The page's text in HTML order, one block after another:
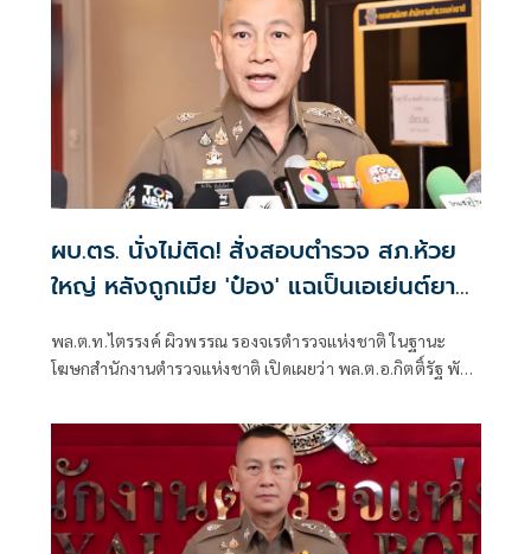
ผบ.ตร. นั่งไม่ติด! สั่งสอบตำรวจ สภ.ห้วย
ใหญ่ หลังถูกเมีย 'ป๋อง' แฉเป็นเอเย่นต์ยา
พล.ต.ท.ไตรรงค์ ผิวพรรณ รองจเรตำรวจแห่งชาติ ในฐานะ
โฆษกสำนักงานตำรวจแห่งชาติ เปิดเผยว่า พล.ต.อ.กิตติ์รัฐ พันธุ์
สอบข้อเท็จกรณีมีการกล่าวอ้างว่า นายฑนาฯ หรือ ป๋อง